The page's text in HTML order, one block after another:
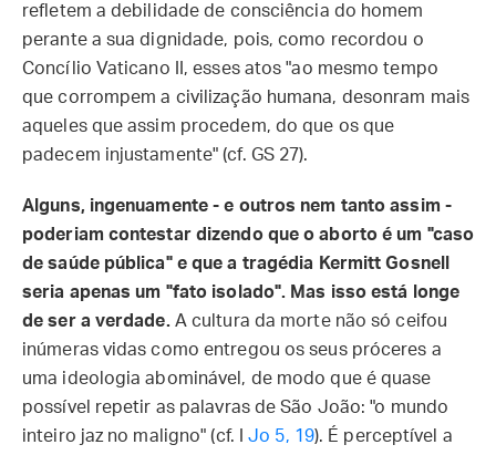
refletem a debilidade de consciência do homem
perante a sua dignidade, pois, como recordou o
Concílio Vaticano II, esses atos "ao mesmo tempo
que corrompem a civilização humana, desonram mais
aqueles que assim procedem, do que os que
padecem injustamente" (cf. GS 27).
Alguns, ingenuamente - e outros nem tanto assim -
poderiam contestar dizendo que o aborto é um "caso
de saúde pública" e que a tragédia Kermitt Gosnell
seria apenas um "fato isolado". Mas isso está longe
de ser a verdade.A cultura da morte não só ceifou
inúmeras vidas como entregou os seus próceres a
uma ideologia abominável, de modo que é quase
possível repetir as palavras de São João: "o mundo
inteiro jaz no maligno" (cf. IJo 5, 19). É perceptível a